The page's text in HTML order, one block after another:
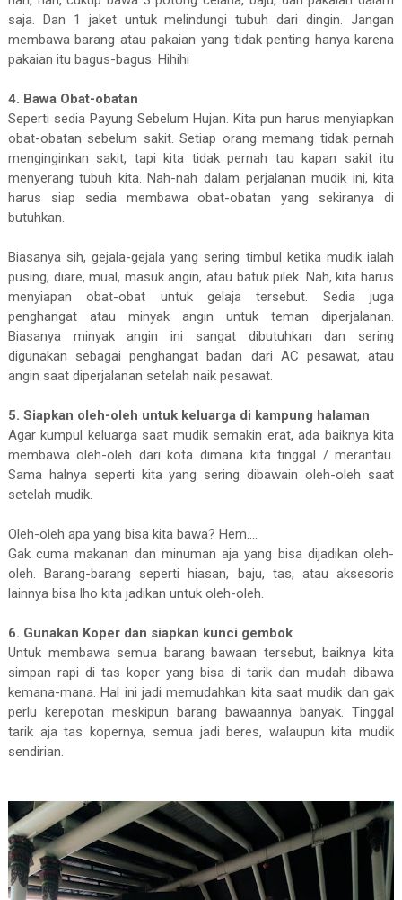
saja. Dan 1 jaket untuk melindungi tubuh dari dingin. Jangan
membawa barang atau pakaian yang tidak penting hanya karena
pakaian itu bagus-bagus. Hihihi
4. Bawa Obat-obatan
Seperti sedia Payung Sebelum Hujan. Kita pun harus menyiapkan
obat-obatan sebelum sakit. Setiap orang memang tidak pernah
menginginkan sakit, tapi kita tidak pernah tau kapan sakit itu
menyerang tubuh kita. Nah-nah dalam perjalanan mudik ini, kita
harus siap sedia membawa obat-obatan yang sekiranya di
butuhkan.
Biasanya sih, gejala-gejala yang sering timbul ketika mudik ialah
pusing, diare, mual, masuk angin, atau batuk pilek. Nah, kita harus
menyiapan obat-obat untuk gelaja tersebut. Sedia juga
penghangat atau minyak angin untuk teman diperjalanan.
Biasanya minyak angin ini sangat dibutuhkan dan sering
digunakan sebagai penghangat badan dari AC pesawat, atau
angin saat diperjalanan setelah naik pesawat.
5. Siapkan oleh-oleh untuk keluarga di kampung halaman
Agar kumpul keluarga saat mudik semakin erat, ada baiknya kita
membawa oleh-oleh dari kota dimana kita tinggal / merantau.
Sama halnya seperti kita yang sering dibawain oleh-oleh saat
setelah mudik.
Oleh-oleh apa yang bisa kita bawa? Hem....
Gak cuma makanan dan minuman aja yang bisa dijadikan oleh-
oleh. Barang-barang seperti hiasan, baju, tas, atau aksesoris
lainnya bisa lho kita jadikan untuk oleh-oleh.
6. Gunakan Koper dan siapkan kunci gembok
Untuk membawa semua barang bawaan tersebut, baiknya kita
simpan rapi di tas koper yang bisa di tarik dan mudah dibawa
kemana-mana. Hal ini jadi memudahkan kita saat mudik dan gak
perlu kerepotan meskipun barang bawaannya banyak. Tinggal
tarik aja tas kopernya, semua jadi beres, walaupun kita mudik
sendirian.